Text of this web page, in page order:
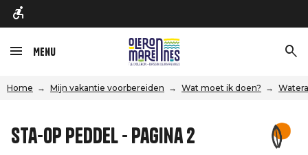
Menu
Home Mijn vakantie voorbereiden Wat moet ik doen?
Sta-op peddel - Pagina 2